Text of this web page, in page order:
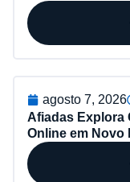
agosto 7, 2026
Afiadas Explora
Online em Novo